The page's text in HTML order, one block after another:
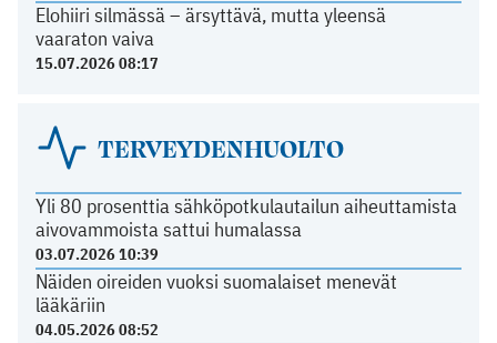
Elohiiri silmässä – ärsyttävä, mutta yleensä
vaaraton vaiva
15.07.2026 08:17
TERVEYDENHUOLTO
Yli 80 prosenttia sähköpotkulautailun aiheuttamista
aivovammoista sattui humalassa
03.07.2026 10:39
Näiden oireiden vuoksi suomalaiset menevät
lääkäriin
04.05.2026 08:52